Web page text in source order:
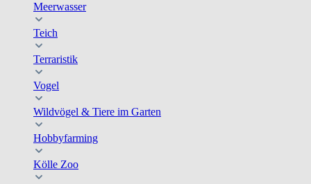
Meerwasser
Teich
Terraristik
Vogel
Wildvögel & Tiere im Garten
Hobbyfarming
Kölle Zoo